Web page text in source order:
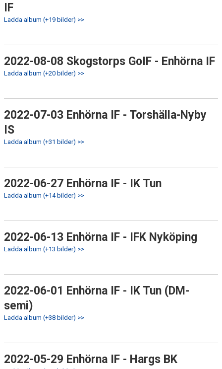
IF
Ladda album (+19 bilder) >>
2022-08-08 Skogstorps GoIF - Enhörna IF
Ladda album (+20 bilder) >>
2022-07-03 Enhörna IF - Torshälla-Nyby
IS
Ladda album (+31 bilder) >>
2022-06-27 Enhörna IF - IK Tun
Ladda album (+14 bilder) >>
2022-06-13 Enhörna IF - IFK Nyköping
Ladda album (+13 bilder) >>
2022-06-01 Enhörna IF - IK Tun (DM-
semi)
Ladda album (+38 bilder) >>
2022-05-29 Enhörna IF - Hargs BK